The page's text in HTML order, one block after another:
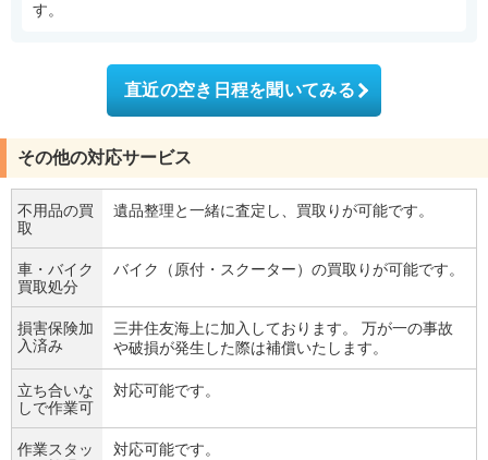
す。
直近の空き日程を聞いてみる
その他の対応サービス
不用品の買
取
遺品整理と一緒に査定し、買取りが可能です。
車・バイク
買取処分
バイク（原付・スクーター）の買取りが可能です。
損害保険加
入済み
三井住友海上に加入しております。 万が一の事故
や破損が発生した際は補償いたします。
立ち合いな
しで作業可
対応可能です。
作業スタッ
対応可能です。